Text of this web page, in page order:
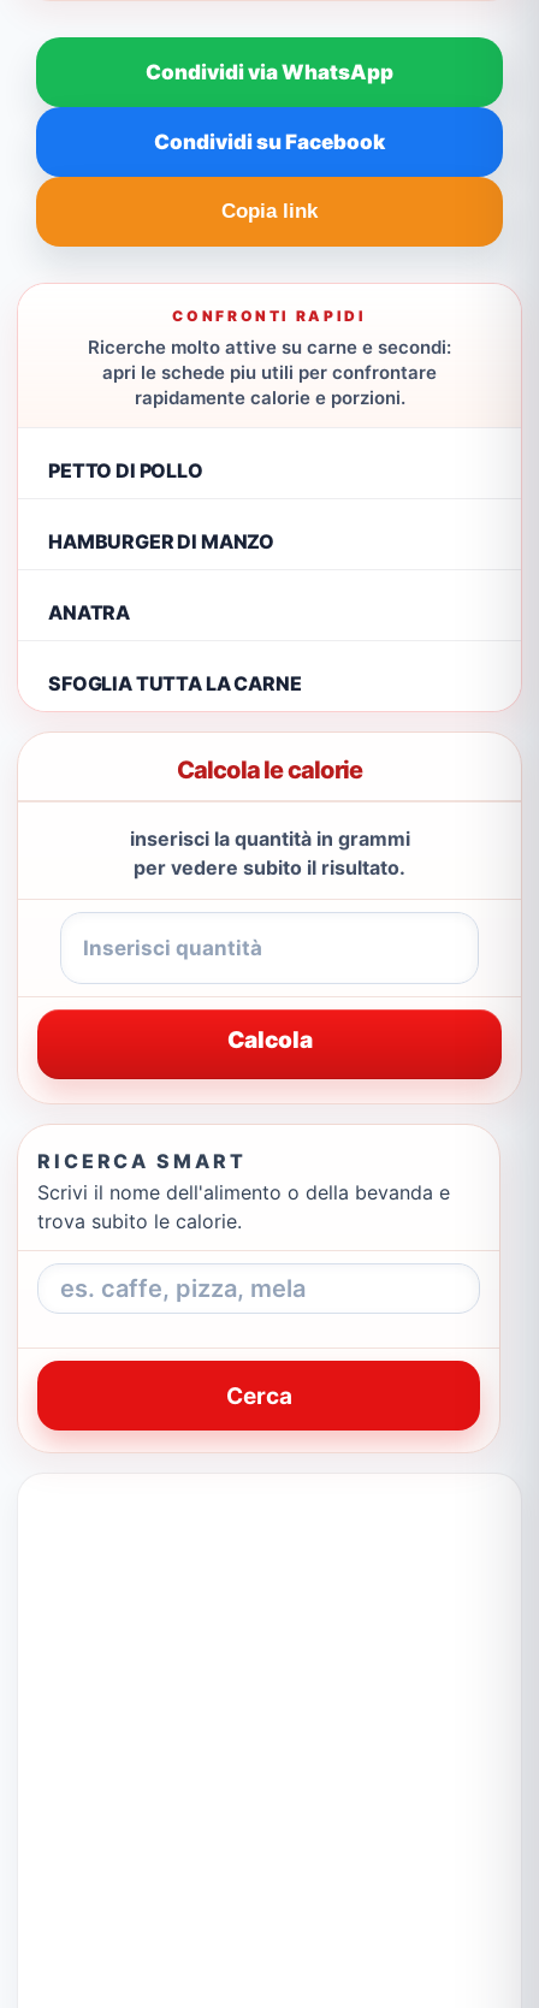
Condividi via WhatsApp
Condividi su Facebook
Copia link
CONFRONTI RAPIDI
Ricerche molto attive su carne e secondi:
apri le schede piu utili per confrontare
rapidamente calorie e porzioni.
PETTO DI POLLO
HAMBURGER DI MANZO
ANATRA
SFOGLIA TUTTA LA CARNE
Calcola le calorie
inserisci la quantità in grammi
per vedere subito il risultato.
Calcola
RICERCA SMART
Scrivi il nome dell'alimento o della bevanda e
trova subito le calorie.
Cerca